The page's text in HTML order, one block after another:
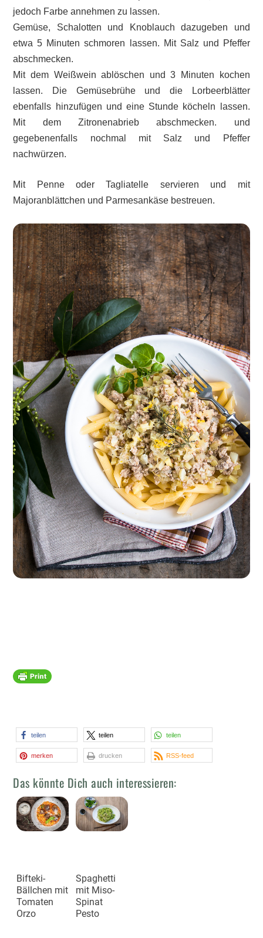
jedoch Farbe annehmen zu lassen.
Gemüse, Schalotten und Knoblauch dazugeben und
etwa 5 Minuten schmoren lassen. Mit Salz und Pfeffer
abschmecken.
Mit dem Weißwein ablöschen und 3 Minuten kochen
lassen. Die Gemüsebrühe und die Lorbeerblätter
ebenfalls hinzufügen und eine Stunde köcheln lassen.
Mit dem Zitronenabrieb abschmecken. und
gegebenenfalls nochmal mit Salz und Pfeffer
nachwürzen.
Mit Penne oder Tagliatelle servieren und mit
Majoranblättchen und Parmesankäse bestreuen.
teilen teilen teilen
merken drucken RSS-feed
Das könnte Dich auch interessieren:
Bifteki-
Bällchen mit
Tomaten
Orzo
Spaghetti
mit Miso-
Spinat
Pesto